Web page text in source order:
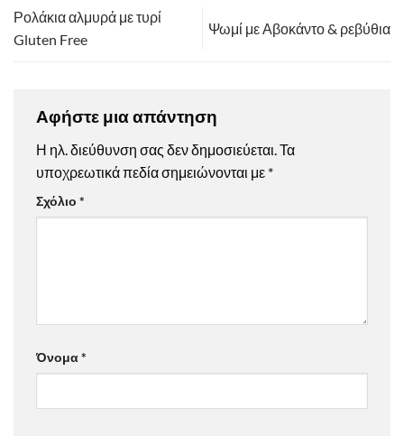
Ρολάκια αλμυρά με τυρί
Gluten Free
Ψωμί με Αβοκάντο & ρεβύθια
Αφήστε μια απάντηση
Η ηλ. διεύθυνση σας δεν δημοσιεύεται.Τα
υποχρεωτικά πεδία σημειώνονται με *
Σχόλιο *
Όνομα*